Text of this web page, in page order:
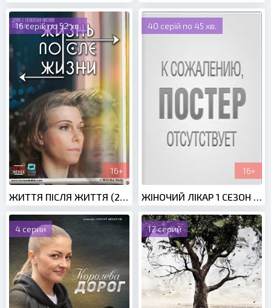
16 серій по 52 хв.
16+
ЖИТТЯ ПІСЛЯ ЖИТТЯ (2017)
40 серій по 45 хв.
16+
ЖІНОЧИЙ ЛІКАР 1 СЕЗОН (2012)
4 серии 12 серий